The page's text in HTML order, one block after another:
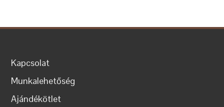
Kapcsolat
Munkalehetőség
Ajándékötlet